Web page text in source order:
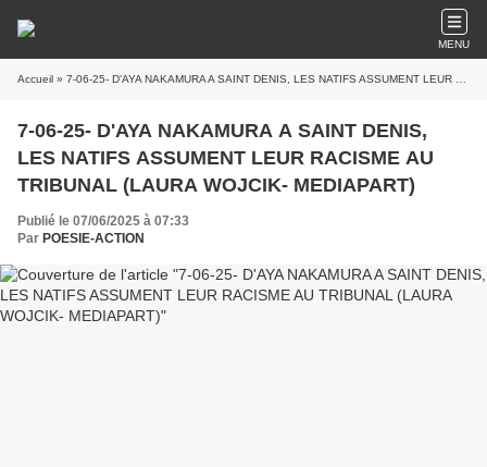
MENU
Accueil » 7-06-25- D'AYA NAKAMURA A SAINT DENIS, LES NATIFS ASSUMENT LEUR RACISME AU TRIBUNAL (LAURA WOJCIK- MEDIAPART)
7-06-25- D'AYA NAKAMURA A SAINT DENIS,
LES NATIFS ASSUMENT LEUR RACISME AU
TRIBUNAL (LAURA WOJCIK- MEDIAPART)
Publié le 07/06/2025 à 07:33
Par POESIE-ACTION